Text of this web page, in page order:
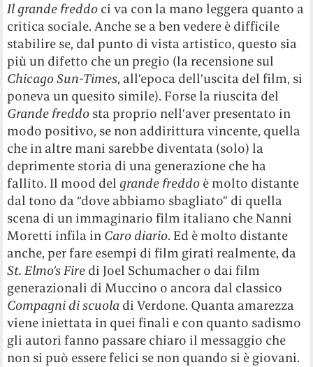
Il grande freddo ci va con la mano leggera quanto a
critica sociale. Anche se a ben vedere è difficile
stabilire se, dal punto di vista artistico, questo sia
più un difetto che un pregio (la recensione sul
Chicago Sun-Times, all’epoca dell’uscita del film, si
poneva un quesito simile). Forse la riuscita del
Grande freddo sta proprio nell’aver presentato in
modo positivo, se non addirittura vincente, quella
che in altre mani sarebbe diventata (solo) la
deprimente storia di una generazione che ha
fallito. Il mood del grande freddo è molto distante
dal tono da “dove abbiamo sbagliato” di quella
scena di un immaginario film italiano che Nanni
Moretti infila in Caro diario. Ed è molto distante
anche, per fare esempi di film girati realmente, da
St. Elmo’s Fire di Joel Schumacher o dai film
generazionali di Muccino o ancora dal classico
Compagni di scuola di Verdone. Quanta amarezza
viene iniettata in quei finali e con quanto sadismo
gli autori fanno passare chiaro il messaggio che
non si può essere felici se non quando si è giovani.